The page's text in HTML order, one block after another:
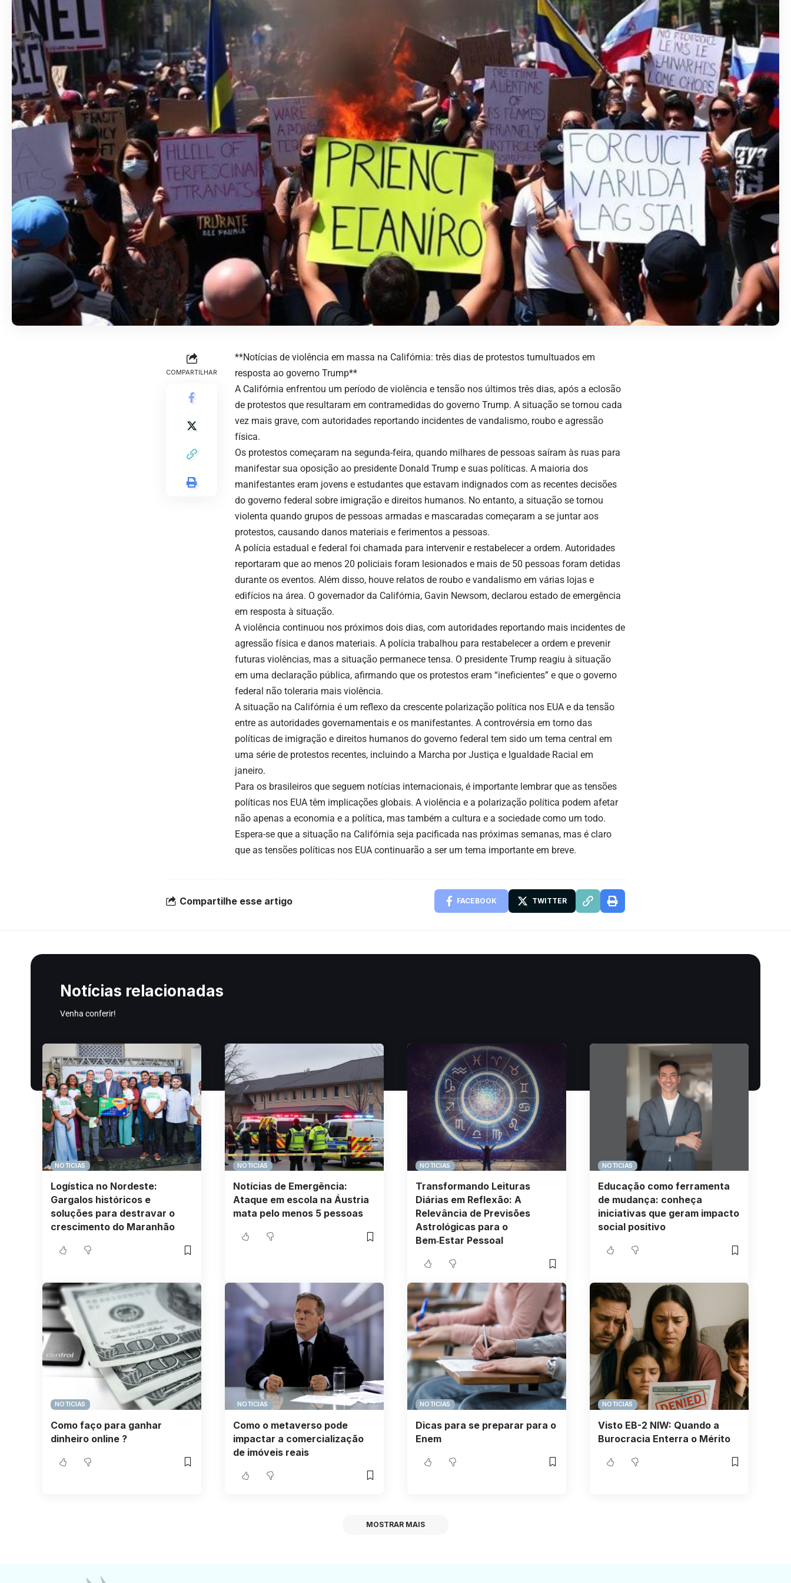
COMPARTILHAR
**Notícias de violência em massa na Califórnia: três dias de protestos tumultuados em
resposta ao governo Trump**
A Califórnia enfrentou um período de violência e tensão nos últimos três dias, após a eclosão
de protestos que resultaram em contramedidas do governo Trump. A situação se tornou cada
vez mais grave, com autoridades reportando incidentes de vandalismo, roubo e agressão
física.
Os protestos começaram na segunda-feira, quando milhares de pessoas saíram às ruas para
manifestar sua oposição ao presidente Donald Trump e suas políticas. A maioria dos
manifestantes eram jovens e estudantes que estavam indignados com as recentes decisões
do governo federal sobre imigração e direitos humanos. No entanto, a situação se tornou
violenta quando grupos de pessoas armadas e mascaradas começaram a se juntar aos
protestos, causando danos materiais e ferimentos a pessoas.
A polícia estadual e federal foi chamada para intervenir e restabelecer a ordem. Autoridades
reportaram que ao menos 20 policiais foram lesionados e mais de 50 pessoas foram detidas
durante os eventos. Além disso, houve relatos de roubo e vandalismo em várias lojas e
edifícios na área. O governador da Califórnia, Gavin Newsom, declarou estado de emergência
em resposta à situação.
A violência continuou nos próximos dois dias, com autoridades reportando mais incidentes de
agressão física e danos materiais. A polícia trabalhou para restabelecer a ordem e prevenir
futuras violências, mas a situação permanece tensa. O presidente Trump reagiu à situação
em uma declaração pública, afirmando que os protestos eram “ineficientes” e que o governo
federal não toleraria mais violência.
A situação na Califórnia é um reflexo da crescente polarização política nos EUA e da tensão
entre as autoridades governamentais e os manifestantes. A controvérsia em torno das
políticas de imigração e direitos humanos do governo federal tem sido um tema central em
uma série de protestos recentes, incluindo a Marcha por Justiça e Igualdade Racial em
janeiro.
Para os brasileiros que seguem notícias internacionais, é importante lembrar que as tensões
políticas nos EUA têm implicações globais. A violência e a polarização política podem afetar
não apenas a economia e a política, mas também a cultura e a sociedade como um todo.
Espera-se que a situação na Califórnia seja pacificada nas próximas semanas, mas é claro
que as tensões políticas nos EUA continuarão a ser um tema importante em breve.
Compartilhe esse artigo FACEBOOK TWITTER
Notícias relacionadas
Venha conferir!
NOTICIAS
Logística no Nordeste:
Gargalos históricos e
soluções para destravar o
crescimento do Maranhão
NOTICIAS
Notícias de Emergência:
Ataque em escola na Áustria
mata pelo menos 5 pessoas
NOTICIAS
Transformando Leituras
Diárias em Reflexão: A
Relevância de Previsões
Astrológicas para o
Bem‑Estar Pessoal
NOTICIAS
Educação como ferramenta
de mudança: conheça
iniciativas que geram impacto
social positivo
NOTICIAS
Como faço para ganhar
dinheiro online ?
NOTICIAS
Como o metaverso pode
impactar a comercialização
de imóveis reais
NOTICIAS
Dicas para se preparar para o
Enem
NOTICIAS
Visto EB-2 NIW: Quando a
Burocracia Enterra o Mérito
MOSTRAR MAIS